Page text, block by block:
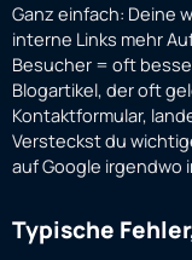
Ganz einfach: Deine
interne Links mehr
Besucher = oft
Blogartikel, der oft
Kontaktformular,
Versteckst du
auf Google irgendwo
Typische